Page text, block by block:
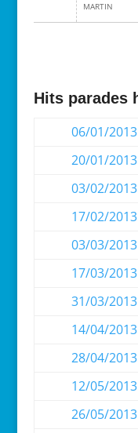
MARTIN
Hits parades
06/01/2013
20/01/2013
03/02/2013
17/02/2013
03/03/2013
17/03/2013
31/03/2013
14/04/2013
28/04/2013
12/05/2013
26/05/2013